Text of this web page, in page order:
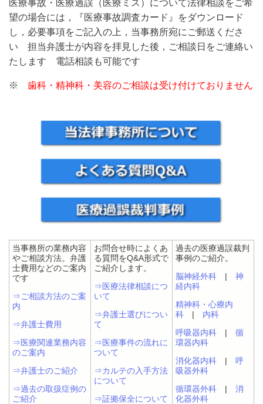
医療事故・医療過誤（医療ミス）について法律相談をご希
望の場合には，『医療事故調査カード』をダウンロード
し，必要事項をご記入の上，当事務所宛にご郵送くださ
い 担当弁護士が内容を拝見した後，ご相談日をご連絡い
たします 電話相談も可能です
※ 歯科・精神科・美容のご相談は受け付けておりません
当事務所の業務内容
やご相談方法。弁護
士費用などのご案内
です
⇒ご相談方法のご案
内
⇒弁護士費用
⇒医療関連業務内容
のご案内
⇒弁護士のご紹介
⇒過去の取扱症例の
ご紹介
お問合せ時によくあ
る質問をQ&A形式で
ご紹介します。
⇒医療法律相談につ
いて
⇒弁護士選びについ
て
⇒医療事件の流れに
ついて
⇒カルテの入手方法
について
⇒証拠保全について
過去の医療過誤裁判
事例のご紹介。
脳神経外科 | 神
経内科
精神科・心療内
科 | 内科
呼吸器内科 | 循
環器内科
消化器内科 | 呼
吸器外科
循環器外科 | 消
化器外科